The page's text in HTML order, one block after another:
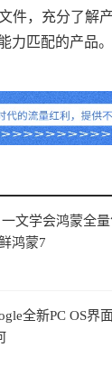
件，充分了解
力匹配的产品。
文学会鸿蒙全
鸿蒙7
全新PC OS界